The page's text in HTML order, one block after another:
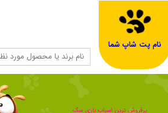
نام پت شاپ شما